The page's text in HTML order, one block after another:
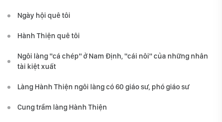
Ngày hội quê tôi
Hành Thiện quê tôi
Ngôi làng "cá chép" ở Nam Định, "cái nôi" của những nhân
tài kiệt xuất
Làng Hành Thiện ngôi làng có 60 giáo sư, phó giáo sư
Cung trầm làng Hành Thiện